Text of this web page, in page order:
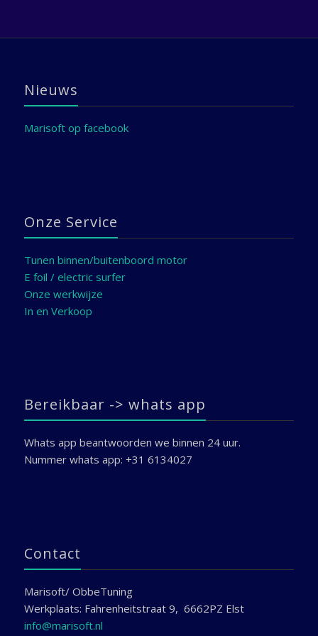
Nieuws
Marisoft op facebook
Onze Service
Tunen binnen/buitenboord motor
E foil / electric surfer
Onze werkwijze
In en Verkoop
Bereikbaar -> whats app
Whats app beantwoorden we binnen 24 uur.
Nummer whats app: +31 6134027
Contact
Marisoft/ ObbeTuning
Werkplaats: Fahrenheitstraat 9, 6662PZ Elst
info@marisoft.nl